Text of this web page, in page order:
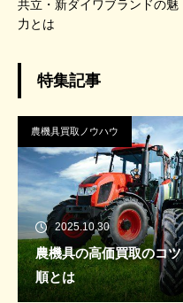
共立・新ダイワブランドの魅
力とは
特集記事
農機具買取ノウハウ
2025.10.30
農機具の高価買取のコ
順とは